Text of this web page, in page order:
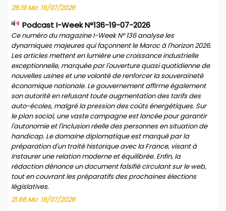
26.19 Mo 19/07/2026
Podcast I-Week N°136-19-07-2026
Ce numéro du magazine I-Week N° 136 analyse les
dynamiques majeures qui façonnent le Maroc à l'horizon 2026.
Les articles mettent en lumière une croissance industrielle
exceptionnelle, marquée par l'ouverture quasi quotidienne de
nouvelles usines et une volonté de renforcer la souveraineté
économique nationale. Le gouvernement affirme également
son autorité en refusant toute augmentation des tarifs des
auto-écoles, malgré la pression des coûts énergétiques. Sur
le plan social, une vaste campagne est lancée pour garantir
l'autonomie et l'inclusion réelle des personnes en situation de
handicap. Le domaine diplomatique est marqué par la
préparation d'un traité historique avec la France, visant à
instaurer une relation moderne et équilibrée. Enfin, la
rédaction dénonce un document falsifié circulant sur le web,
tout en couvrant les préparatifs des prochaines élections
législatives.
21.66 Mo 19/07/2026